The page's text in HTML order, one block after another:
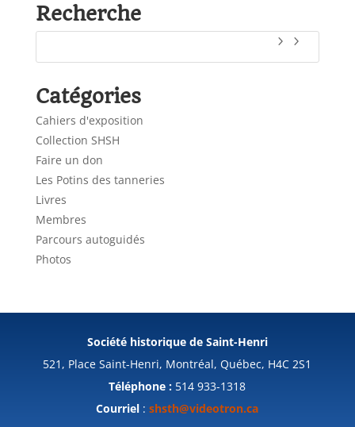
Recherche
Catégories
Cahiers d'exposition
Collection SHSH
Faire un don
Les Potins des tanneries
Livres
Membres
Parcours autoguidés
Photos
Société historique de Saint-Henri
521, Place Saint-Henri, Montréal, Québec, H4C 2S1
Téléphone : 514 933-1318
Courriel :shsth@videotron.ca